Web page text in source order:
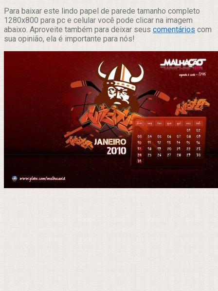
Para baixar este lindo papel de parede tamanho completo
1280x800 para pc e celular você pode clicar na imagem
abaixo. Aproveite também para deixar seus comentários com
sua opinião, ela é importante para nós!